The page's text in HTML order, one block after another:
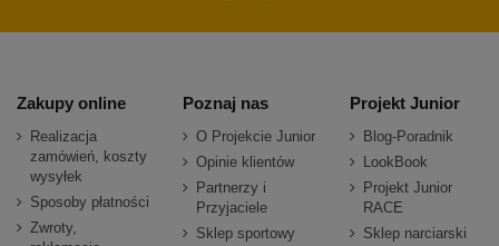
Zakupy online
Realizacja
zamówień, koszty
wysyłek
Sposoby płatności
Zwroty,
Poznaj nas
O Projekcie Junior
Opinie klientów
Partnerzy i
Przyjaciele
Sklep sportowy
Projekt Junior
Blog-Poradnik
LookBook
Projekt Junior
RACE
Sklep narciarski